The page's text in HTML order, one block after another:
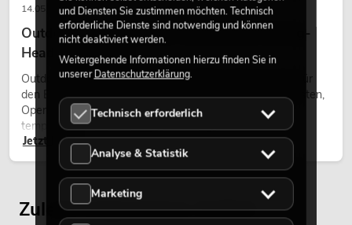
14.05.2026
Outdoor Moving-Heads: Wetterfeste Moving-
Heads bei Events
Outdoor Moving-Heads sind bewegliche Scheinwerfer für
den Einsatz im Freien. Sie werden bei Festivals, Stadtfesten,
Open-Air-Konzerten, Architekturinszenierungen und
temporären Außeninstallationen eingesetzt.
Jetzt lesen
Zuletzt angesehene Artikel
und Diensten Sie zustimmen möchten. Technisch
erforderliche Dienste sind notwendig und können
nicht deaktiviert werden.
Weitergehende Informationen hierzu finden Sie in
unsererDatenschutzerklärung.
Technisch erforderlich
Analyse & Statistik
Marketing